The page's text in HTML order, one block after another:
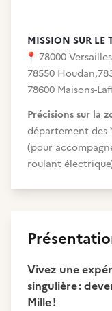
MISSION SUR LE
📍 78000 Versailles
78550 Houdan,
78600 Maisons-
Précisions sur la
département des
(pour
roulant
Vivez une
singulière :
Mille !